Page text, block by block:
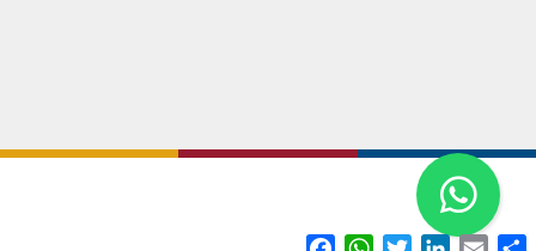
F W T L E